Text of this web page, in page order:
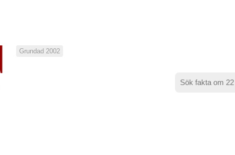
Grundad 2002